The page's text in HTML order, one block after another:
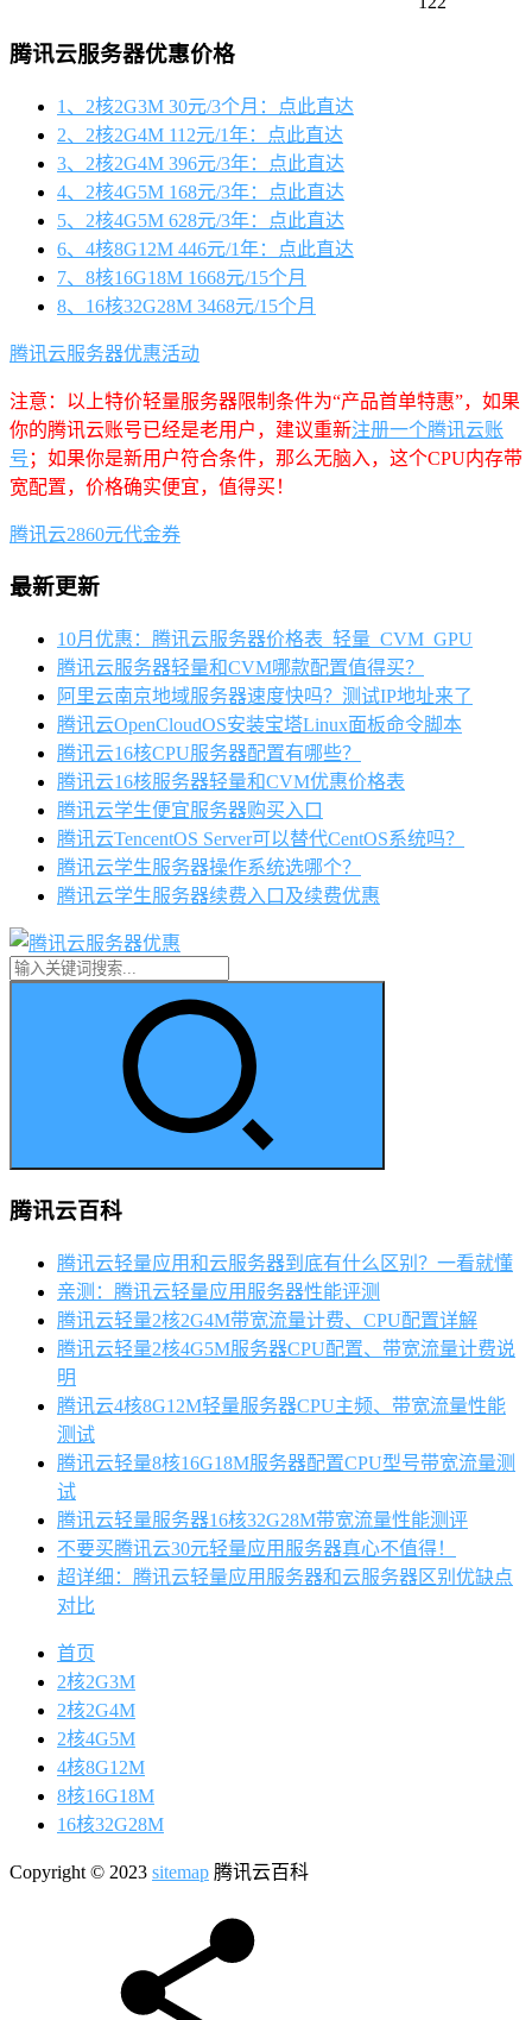
腾讯云服务器优惠价格
1、2核2G3M 30元/3个月：点此直达
2、2核2G4M 112元/1年：点此直达
3、2核2G4M 396元/3年：点此直达
4、2核4G5M 168元/3年：点此直达
5、2核4G5M 628元/3年：点此直达
6、4核8G12M 446元/1年：点此直达
7、8核16G18M 1668元/15个月
8、16核32G28M 3468元/15个月
腾讯云服务器优惠活动
注意：以上特价轻量服务器限制条件为“产品首单特惠”，如果
你的腾讯云账号已经是老用户，建议重新注册一个腾讯云账
号 ；如果你是新用户符合条件，那么无脑入，这个CPU内存带
宽配置，价格确实便宜，值得买！
腾讯云2860元代金券
最新更新
10月优惠：腾讯云服务器价格表_轻量_CVM_GPU
腾讯云服务器轻量和CVM哪款配置值得买？
阿里云南京地域服务器速度快吗？测试IP地址来了
腾讯云OpenCloudOS安装宝塔Linux面板命令脚本
腾讯云16核CPU服务器配置有哪些？
腾讯云16核服务器轻量和CVM优惠价格表
腾讯云学生便宜服务器购买入口
腾讯云TencentOS Server可以替代CentOS系统吗？
腾讯云学生服务器操作系统选哪个？
腾讯云学生服务器续费入口及续费优惠
腾讯云百科
腾讯云轻量应用和云服务器到底有什么区别？一看就懂
亲测：腾讯云轻量应用服务器性能评测
腾讯云轻量2核2G4M带宽流量计费、CPU配置详解
腾讯云轻量2核4G5M服务器CPU配置、带宽流量计费说
明
腾讯云4核8G12M轻量服务器CPU主频、带宽流量性能
测试
腾讯云轻量8核16G18M服务器配置CPU型号带宽流量测
试
腾讯云轻量服务器16核32G28M带宽流量性能测评
不要买腾讯云30元轻量应用服务器真心不值得！
超详细：腾讯云轻量应用服务器和云服务器区别优缺点
对比
首页
2核2G3M
2核2G4M
2核4G5M
4核8G12M
8核16G18M
16核32G28M
Copyright © 2023 sitemap 腾讯云百科